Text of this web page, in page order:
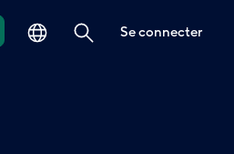
Se connecter